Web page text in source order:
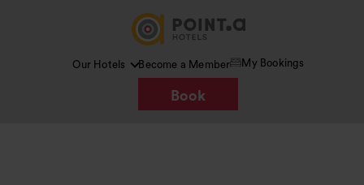
Our Hotels Become a Member My Bookings
Book